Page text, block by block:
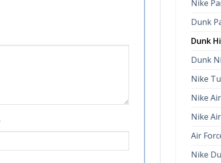
Nike
Dunk
Dunk
Dunk
Nike
Nike
Nike
Air
Nike